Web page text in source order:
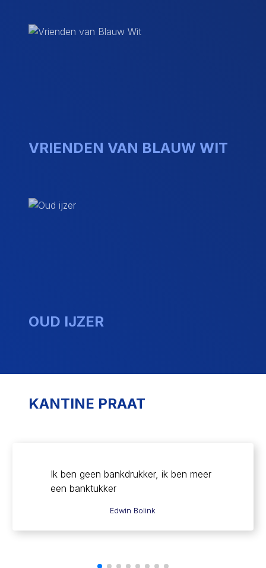
VRIENDEN VAN BLAUW WIT
OUD IJZER
KANTINE PRAAT
Ik ben geen bankdrukker, ik ben meer
een banktukker
Edwin Bolink